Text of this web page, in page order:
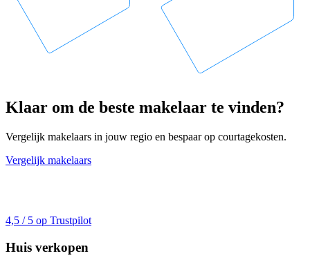
Klaar om de beste makelaar te vinden?
Vergelijk makelaars in jouw regio en bespaar op courtagekosten.
Vergelijk makelaars
4,5 / 5 op Trustpilot
Huis verkopen